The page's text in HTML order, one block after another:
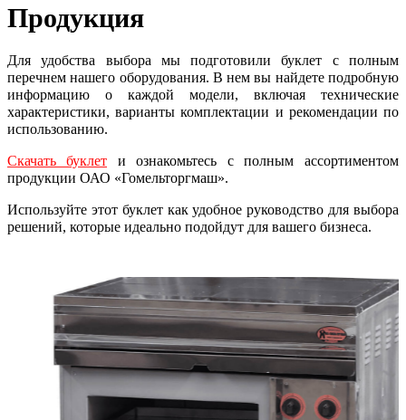
Продукция
Для удобства выбора мы подготовили буклет с полным
перечнем нашего оборудования. В нем вы найдете подробную
информацию о каждой модели, включая технические
характеристики, варианты комплектации и рекомендации по
использованию.
Скачать буклет и ознакомьтесь с полным ассортиментом
продукции ОАО «Гомельторгмаш».
Используйте этот буклет как удобное руководство для выбора
решений, которые идеально подойдут для вашего бизнеса.